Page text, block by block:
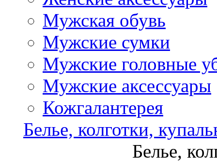
Мужская обувь
Мужские сумки
Мужские головные
Мужские аксессуары
Кожгалантерея
Белье, колготки,
Белье,